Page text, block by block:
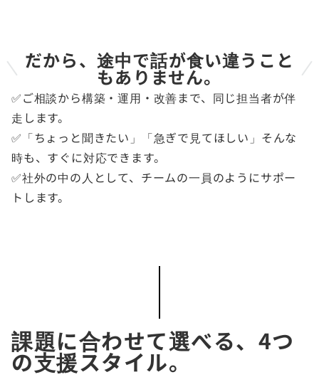
だから、途中で話が食い違うこと
もありません。
✅ご相談から構築・運用・改善まで、同じ担当者が伴
走します。
✅「ちょっと聞きたい」「急ぎで見てほしい」そんな
時も、すぐに対応できます。
✅社外の中の人として、チームの一員のようにサポー
トします。
課題に合わせて選べる、4つ
の支援スタイル。